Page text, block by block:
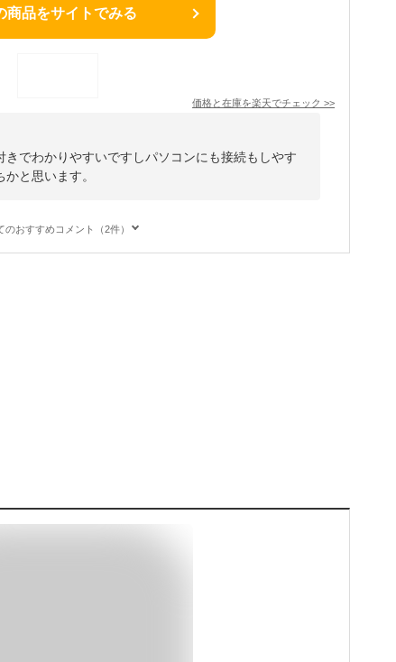
商品をサイトでみる
価格と在庫を楽天でチェック >>
でわかりやすいですしパソコンにも接続もしやす
と思います。
のおすすめコメント（2件）